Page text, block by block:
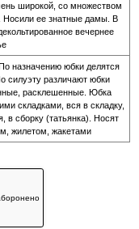
широкой, со множеством
ее знатные дамы. В
вечернее
назначению юбки делятся
силуэту различают юбки
расклешенные. Юбка
складками, вся в складку,
в сборку (татьянка). Носят
жилетом, жакетами